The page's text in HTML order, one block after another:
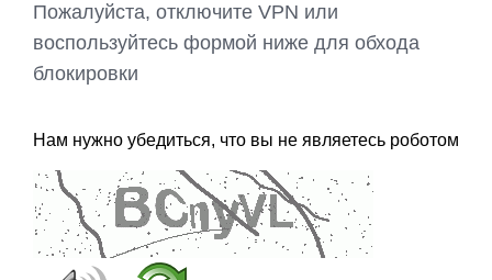
Пожалуйста, отключите VPN или
воспользуйтесь формой ниже для обхода
блокировки
Нам нужно убедиться, что вы не являетесь роботом